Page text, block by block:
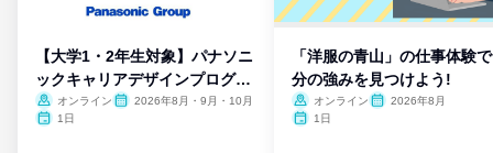
【大学1・2年生対象】パナソニ
ックキャリアデザインプログラ
ム
オンライン
2026年8月・9月・10月
1日
「洋服の青山」の仕事体験
分の強みを見つけよう!
オンライン
2026年8月
1日